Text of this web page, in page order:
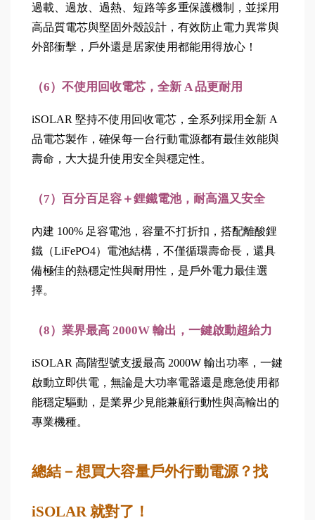
過載、過放、過熱、短路等多重保護機制，並採用
高品質電芯與堅固外殼設計，有效防止電力異常與
外部衝擊，戶外還是居家使用都能用得放心！
（6）不使用回收電芯，全新 A 品更耐用
iSOLAR 堅持不使用回收電芯，全系列採用全新 A
品電芯製作，確保每一台行動電源都有最佳效能與
壽命，大大提升使用安全與穩定性。
（7）百分百足容＋鋰鐵電池，耐高溫又安全
內建 100% 足容電池，容量不打折扣，搭配離酸鋰
鐵（LiFePO4）電池結構，不僅循環壽命長，還具
備極佳的熱穩定性與耐用性，是戶外電力最佳選
擇。
（8）業界最高 2000W 輸出，一鍵啟動超給力
iSOLAR 高階型號支援最高 2000W 輸出功率，一鍵
啟動立即供電，無論是大功率電器還是應急使用都
能穩定驅動，是業界少見能兼顧行動性與高輸出的
專業機種。
總結－想買大容量戶外行動電源？找
iSOLAR 就對了！